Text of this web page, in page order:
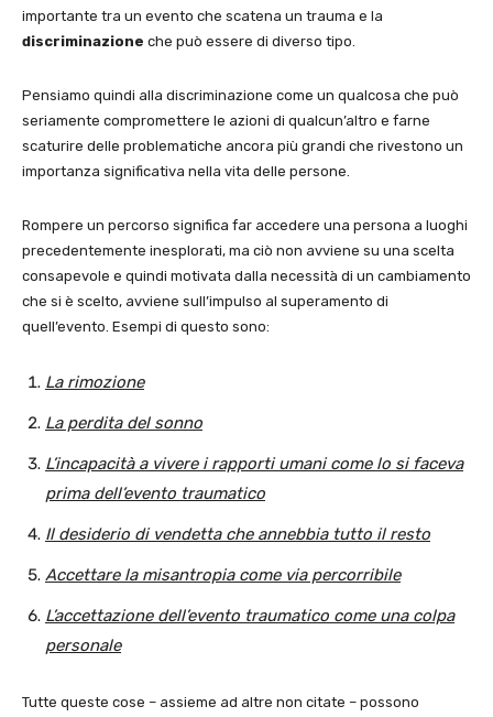
importante tra un evento che scatena un trauma e la
discriminazione che può essere di diverso tipo.
Pensiamo quindi alla discriminazione come un qualcosa che può
seriamente compromettere le azioni di qualcun’altro e farne
scaturire delle problematiche ancora più grandi che rivestono un
importanza significativa nella vita delle persone.
Rompere un percorso significa far accedere una persona a luoghi
precedentemente inesplorati, ma ciò non avviene su una scelta
consapevole e quindi motivata dalla necessità di un cambiamento
che si è scelto, avviene sull’impulso al superamento di
quell’evento. Esempi di questo sono:
La rimozione
La perdita del sonno
L’incapacità a vivere i rapporti umani come lo si faceva
prima dell’evento traumatico
Il desiderio di vendetta che annebbia tutto il resto
Accettare la misantropia come via percorribile
L’accettazione dell’evento traumatico come una colpa
personale
Tutte queste cose – assieme ad altre non citate – possono